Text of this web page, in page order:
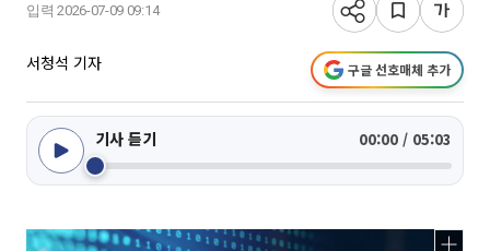
입력 2026-07-09 09:14
서청석 기자 구글 선호매체 추가
기사 듣기 00:00 / 05:03